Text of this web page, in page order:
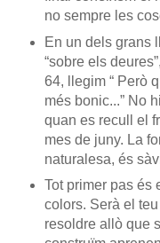
no sempre les
En un dels grans
“sobre els
64, llegim “ Però
més bonic...” No
quan es recull el
mes de juny. La
naturalesa, és
Tot primer pas és
colors. Serà el
resoldre allò que